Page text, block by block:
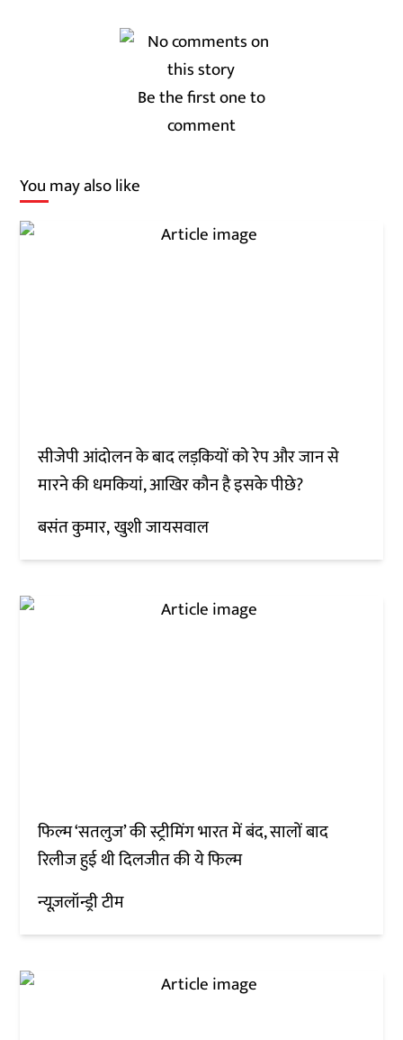
Be the first one to
comment
You may also like
सीजेपी आंदोलन के बाद लड़कियों को रेप और जान से
मारने की धमकियां, आखिर कौन है इसके पीछे?
बसंत कुमार खुशी जायसवाल
फिल्म ‘सतलुज’ की स्ट्रीमिंग भारत में बंद, सालों बाद
रिलीज हुई थी दिलजीत की ये फिल्म
न्यूज़लॉन्ड्री टीम